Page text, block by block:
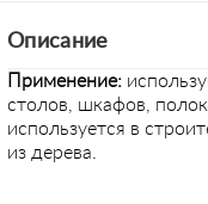
Описание
Применение:
столов, шкафов,
используется в
из дерева.